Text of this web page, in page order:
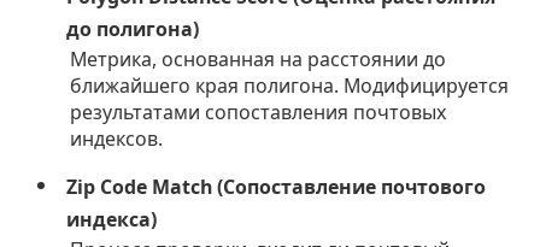
до полигона)
Метрика, основанная на расстоянии до
ближайшего края полигона. Модифицируется
результатами сопоставления почтовых
индексов.
Zip Code Match (Сопоставление почтового
индекса)